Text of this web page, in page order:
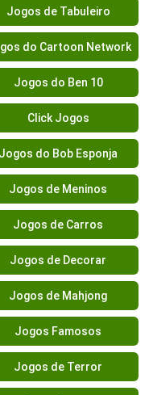
Jogos de Tabuleiro
do Cartoon Network
Jogos do Ben 10
Click Jogos
Jogos do Bob Esponja
Jogos de Meninos
Jogos de Carros
Jogos de Decorar
Jogos de Mahjong
Jogos Famosos
Jogos de Terror